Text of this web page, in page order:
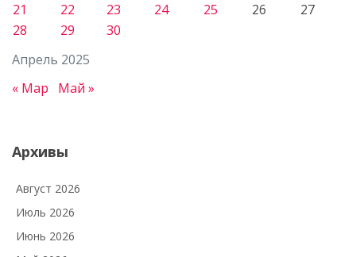
Апрель 2025
21
22 23 24 25 26
27
28
29 30
« Мар Май »
Архивы
Август 2026
Июль 2026
Июнь 2026